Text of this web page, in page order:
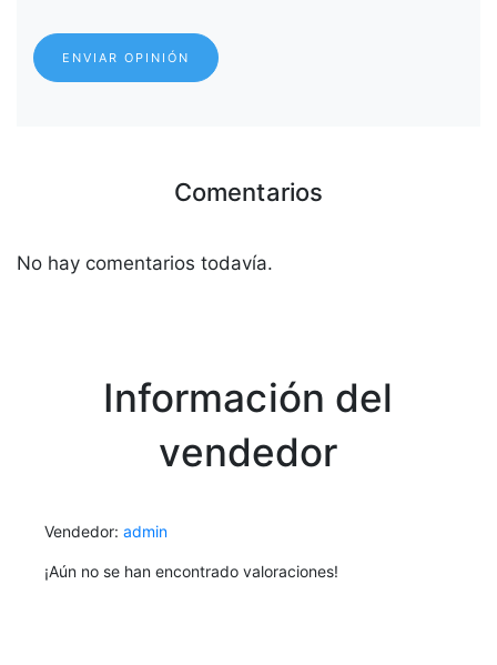
ENVIAR OPINIÓN
Comentarios
No hay comentarios todavía.
Información del
vendedor
Vendedor: admin
¡Aún no se han encontrado valoraciones!